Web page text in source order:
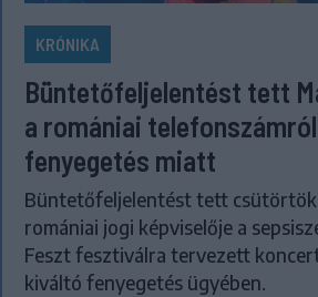
KRÓNIKA
Büntetőfeljelentést tett
a romániai
fenyegetés miatt
Büntetőfeljelentést tett
romániai jogi képviselője a
Feszt fesztiválra tervezett
kiváltó fenyegetés ügyében.